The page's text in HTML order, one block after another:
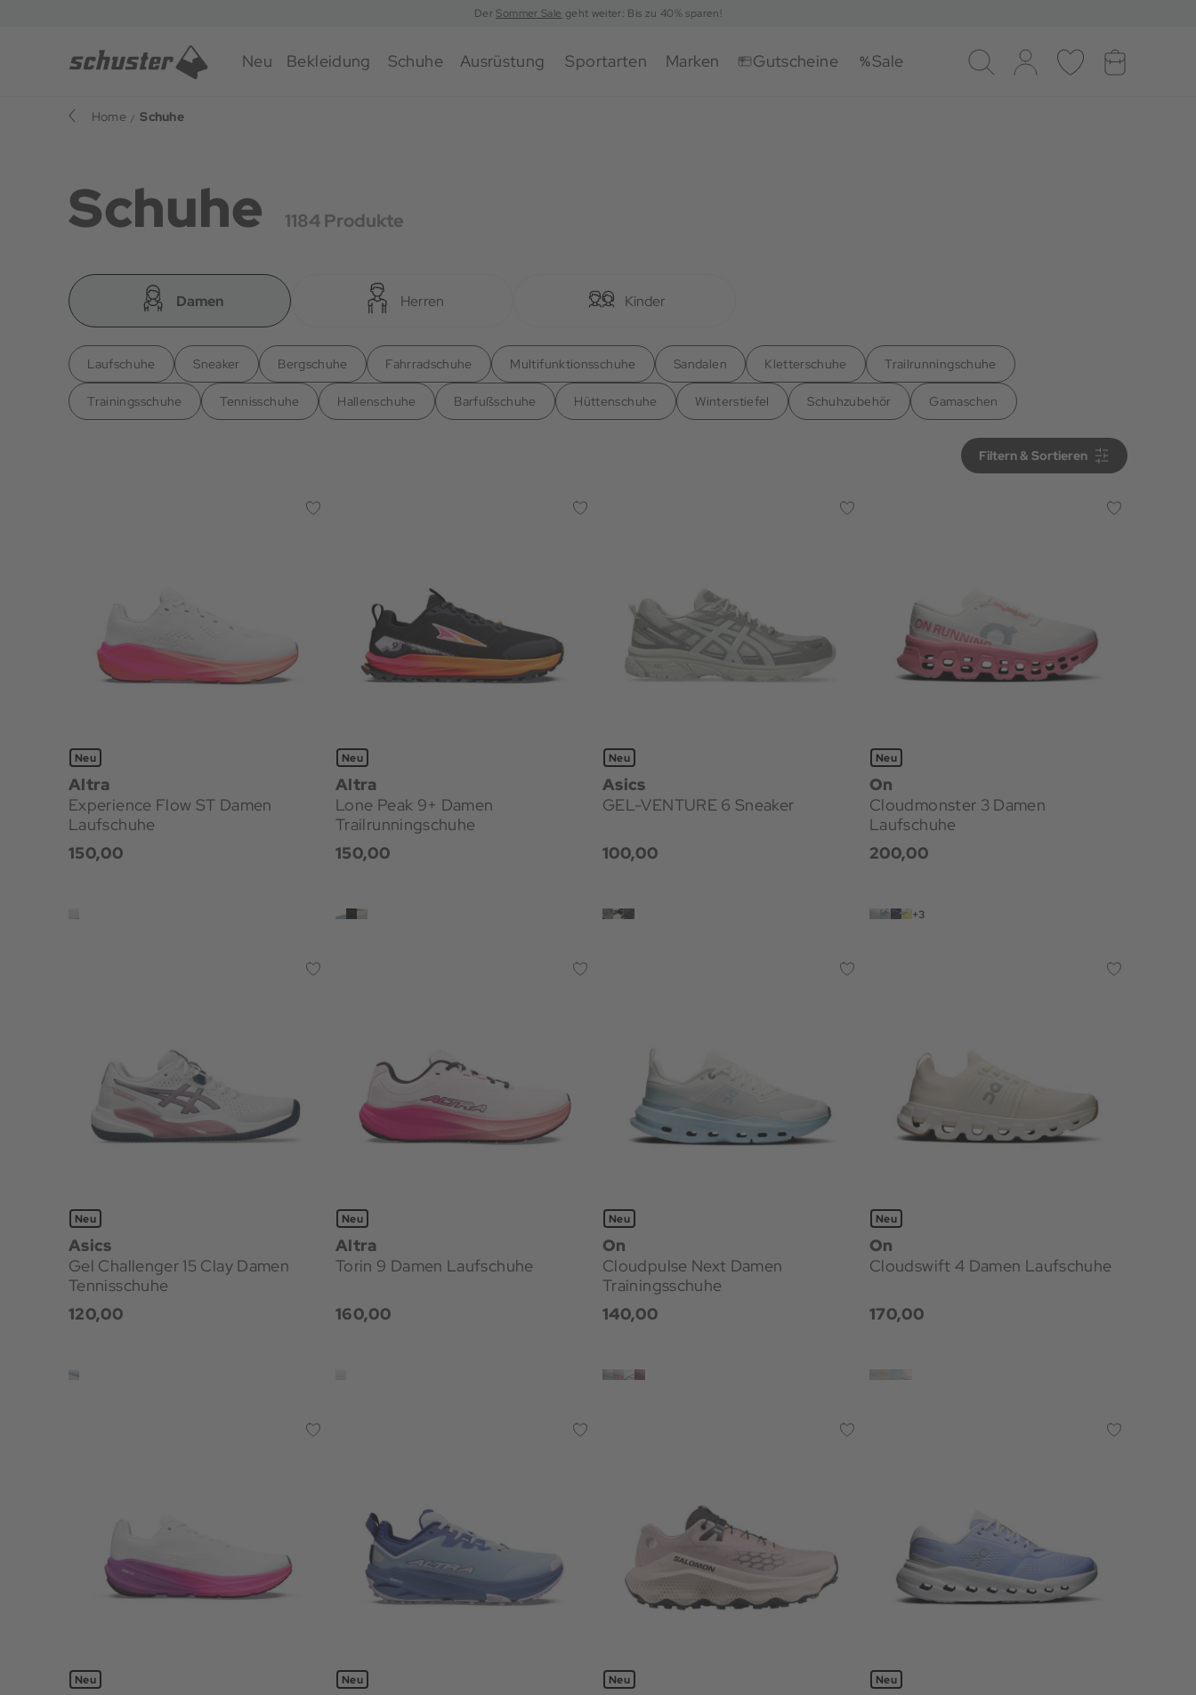
DerSommer Sale geht weiter: Bis zu 40% sparen!
Neu Bekleidung Schuhe Ausrüstung Sportarten Marken Gutscheine Sale
Suche Log-in MerklisteWarenkorb
Home Schuhe
Schuhe 1184 Produkte
Damen Herren Kinder
Laufschuhe Sneaker Bergschuhe Fahrradschuhe Multifunktionsschuhe Sandalen Kletterschuhe Trailrunningschuhe
Trainingsschuhe Tennisschuhe Hallenschuhe Barfußschuhe Hüttenschuhe Winterstiefel Schuhzubehör Gamaschen
Filtern & Sortieren
Filtern & Sortieren
Neu
Altra
Experience Flow ST Damen
Laufschuhe
150,00
Neu
Altra
Lone Peak 9+ Damen
Trailrunningschuhe
150,00
Neu
Asics
GEL-VENTURE 6 Sneaker
100,00
Neu
On
Cloudmonster 3 Damen
Laufschuhe
200,00
+3
Neu
Asics
Gel Challenger 15 Clay Damen
Tennisschuhe
120,00
Neu
Altra
Torin 9 Damen Laufschuhe
160,00
Neu
On
Cloudpulse Next Damen
Trainingsschuhe
140,00
Neu
On
Cloudswift 4 Damen Laufschuhe
170,00
Neu Neu Neu Neu